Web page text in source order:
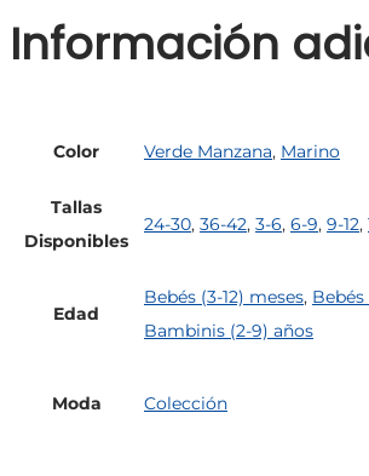
Información
Color Verde Manzana, Marino
Tallas
Disponibles
24-30, 36-42, 3-6, 6-9, 9-12,
Edad
Bebés (3-12) meses, Bebés
Bambinis (2-9) años
Moda Colección